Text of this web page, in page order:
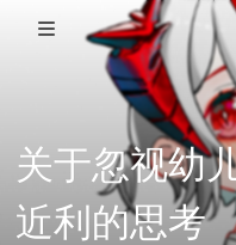
家乡
个人经历
技术知识
医用
游戏
关于忽视幼
近利的思考